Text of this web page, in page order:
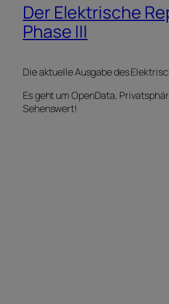
Der Elektrische
Phase III
Die aktuelle Ausgabe des
Es geht um OpenData,
Sehenswert!